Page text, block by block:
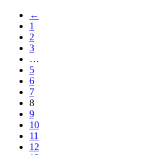
←
1
2
3
…
5
6
7
8
9
10
11
12